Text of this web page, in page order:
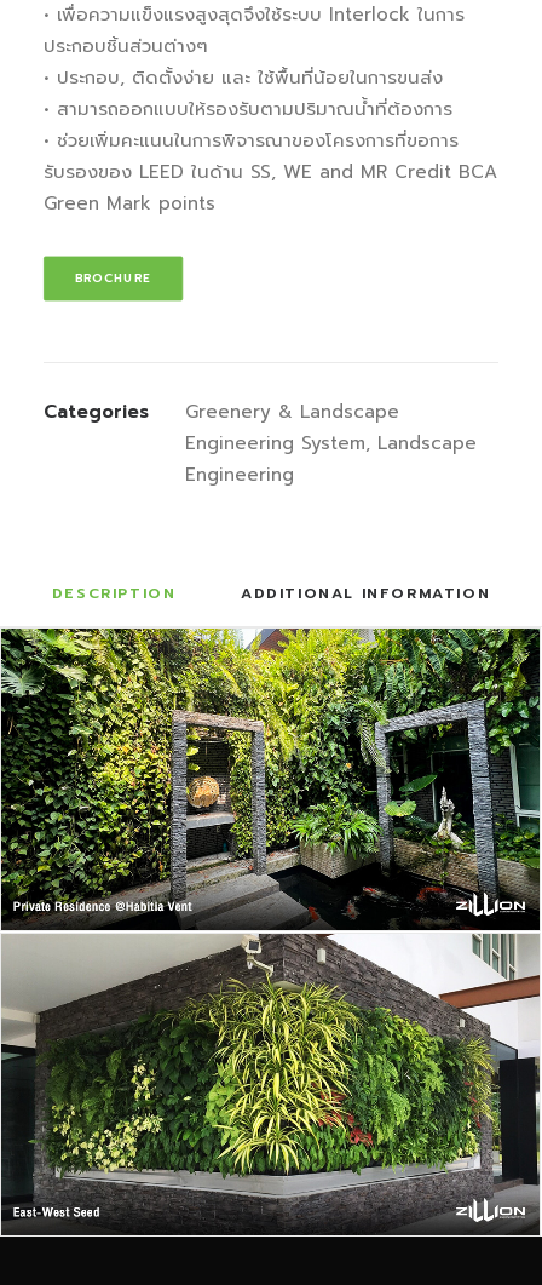
• เพื่อความแข็งแรงสูงสุดจึงใช้ระบบ Interlock ในการ
ประกอบชิ้นส่วนต่างๆ
• ประกอบ, ติดตั้งง่าย และ ใช้พื้นที่น้อยในการขนส่ง
• สามารถออกแบบให้รองรับตามปริมาณน้ำที่ต้องการ
• ช่วยเพิ่มคะแนนในการพิจารณาของโครงการที่ขอการ
รับรองของ LEED ในด้าน SS, WE and MR Credit BCA
Green Mark points
BROCHURE
Categories
Greenery & Landscape
Engineering System, Landscape
Engineering
DESCRIPTION ADDITIONAL INFORMATION
Phone